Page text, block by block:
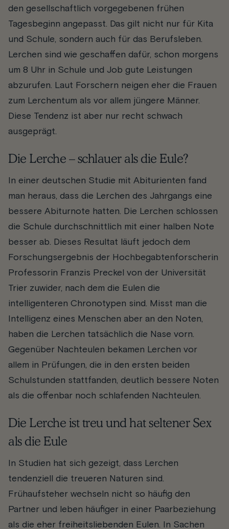
den gesellschaftlich vorgegebenen frühen
Tagesbeginn angepasst. Das gilt nicht nur für Kita
und Schule, sondern auch für das Berufsleben.
Lerchen sind wie geschaffen dafür, schon morgens
um 8 Uhr in Schule und Job gute Leistungen
abzurufen. Laut Forschern neigen eher die Frauen
zum Lerchentum als vor allem jüngere Männer.
Diese Tendenz ist aber nur recht schwach
ausgeprägt.
Die Lerche – schlauer als die Eule?
In einer deutschen Studie mit Abiturienten fand
man heraus, dass die Lerchen des Jahrgangs eine
bessere Abiturnote hatten. Die Lerchen schlossen
die Schule durchschnittlich mit einer halben Note
besser ab. Dieses Resultat läuft jedoch dem
Forschungsergebnis der Hochbegabtenforscherin
Professorin Franzis Preckel von der Universität
Trier zuwider, nach dem die Eulen die
intelligenteren Chronotypen sind. Misst man die
Intelligenz eines Menschen aber an den Noten,
haben die Lerchen tatsächlich die Nase vorn.
Gegenüber Nachteulen bekamen Lerchen vor
allem in Prüfungen, die in den ersten beiden
Schulstunden stattfanden, deutlich bessere Noten
als die offenbar noch schlafenden Nachteulen.
Die Lerche ist treu und hat seltener Sex
als die Eule
In Studien hat sich gezeigt, dass Lerchen
tendenziell die treueren Naturen sind.
Frühaufsteher wechseln nicht so häufig den
Partner und leben häufiger in einer Paarbeziehung
als die eher freiheitsliebenden Eulen. In Sachen